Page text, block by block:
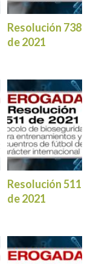
Resolución 738
de 2021
Resolución 511
de 2021